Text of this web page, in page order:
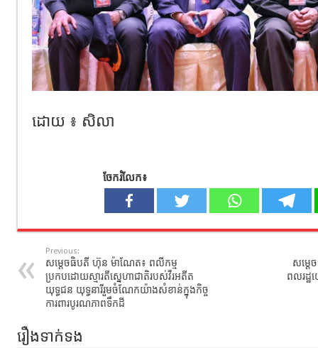
ដោយ ៖ សិលា
ចែករំលែក៖
Previous:
សម្តេចធិបតី ហ៊ុន ម៉ាណែត៖ ពលីកម្ម
ប្រកបដោយស្មារតីស្នេហាជាតិរបស់វីរអតីត
យុទ្ធជន យុទ្ធនារីរួមចំណែកយ៉ាងសំខាន់ក្នុងកិច្ច
ការពារបូរណភាពទឹកដី
សម្តេ
ពលរដ្ឋ
រឿងទាក់ទង